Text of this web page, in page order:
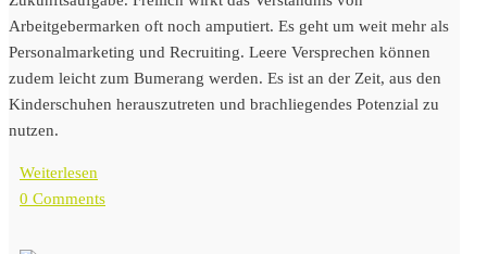
Arbeitgebermarken oft noch amputiert. Es geht um weit mehr als
Personalmarketing und Recruiting. Leere Versprechen können
zudem leicht zum Bumerang werden. Es ist an der Zeit, aus den
Kinderschuhen herauszutreten und brachliegendes Potenzial zu
nutzen.
Weiterlesen
0 Comments